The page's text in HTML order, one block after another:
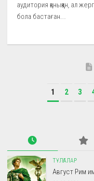
аудитория қаныққан, ал
бола бастаған...
1 2 3
ТҰЛҒАЛАР
Август Рим